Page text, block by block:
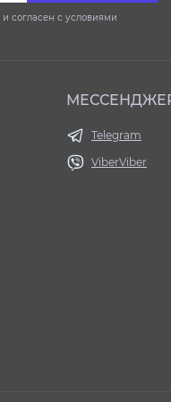
и согласен с условиями
Telegram
ViberViber